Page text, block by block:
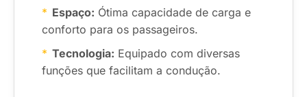
Espaço: Ótima capacidade de carga e
conforto para os passageiros.
Tecnologia: Equipado com diversas
funções que facilitam a condução.